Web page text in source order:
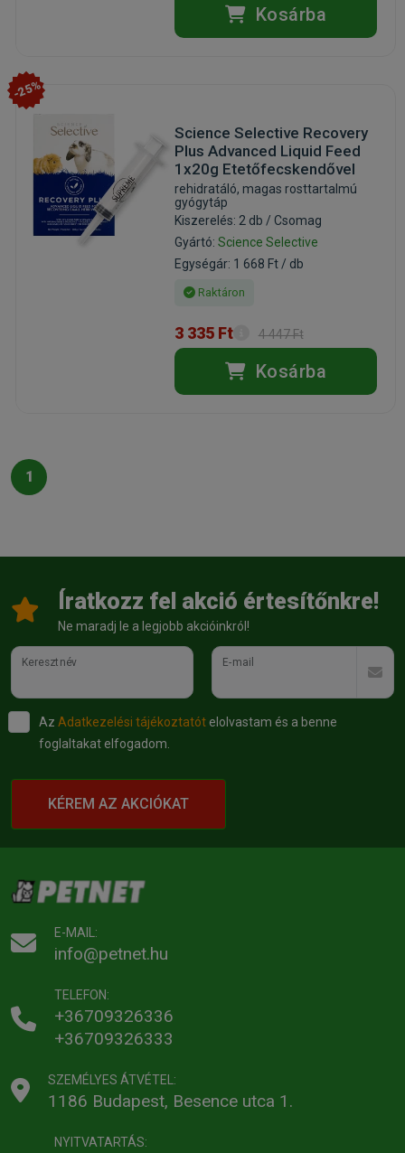
Kosárba
-25%
Science Selective Recovery
Plus Advanced Liquid Feed
1x20g Etetőfecskendővel
rehidratáló, magas rosttartalmú
gyógytáp
Kiszerelés: 2 db / Csomag
Gyártó: Science Selective
Egységár: 1 668 Ft / db
Raktáron
3 335 Ft 4 447 Ft
Kosárba
1
Íratkozz fel akció értesítőnkre!
Ne maradj le a legjobb akcióinkról!
Keresztnév E-mail
Az Adatkezelési tájékoztatót elolvastam és a benne
foglaltakat elfogadom.
KÉREM AZ AKCIÓKAT
E-MAIL:
info@petnet.hu
TELEFON:
+36709326336
+36709326333
SZEMÉLYES ÁTVÉTEL:
1186 Budapest, Besence utca 1.
NYITVATARTÁS: